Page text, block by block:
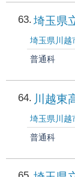
63 埼玉県
埼玉県川越
普通科
64 川越東
埼玉県川越
普通科